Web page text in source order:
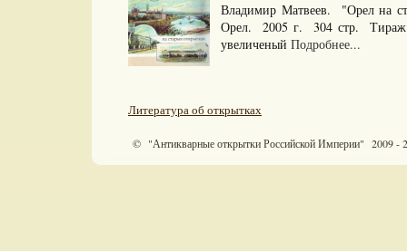
Владимир Матвеев. "Орел на
Орел. 2005 г. 304 стр.
увеличеный Подробнее...
Литература об открытках
© "Антикварные открытки Российской Империи" 2009 -